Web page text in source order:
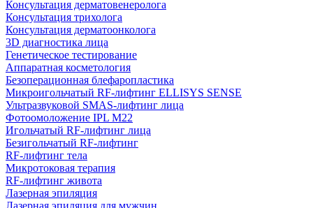
Консультация дерматовенеролога
Консультация трихолога
Консультация дерматоонколога
3D диагностика лица
Генетическое тестирование
Аппаратная косметология
Безоперационная блефаропластика
Микроигольчатый RF-лифтинг ELLISYS SENSE
Ультразвуковой SMAS-лифтинг лица
Фотоомоложение IPL M22
Игольчатый RF-лифтинг лица
Безигольчатый RF-лифтинг
RF-лифтинг тела
Микротоковая терапия
RF-лифтинг живота
Лазерная эпиляция
Лазерная эпиляция для мужчин